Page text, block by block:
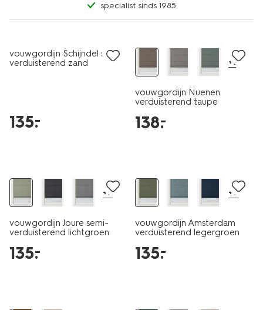
specialist sinds 1985
vouwgordijn Schijndel semi-
verduisterend zand
135.
–
+1
vouwgordijn Nuenen
verduisterend taupe
138.
–
+7
vouwgordijn Joure semi-
verduisterend lichtgroen
135.
–
+8
vouwgordijn Amsterdam
verduisterend legergroen
135.
–